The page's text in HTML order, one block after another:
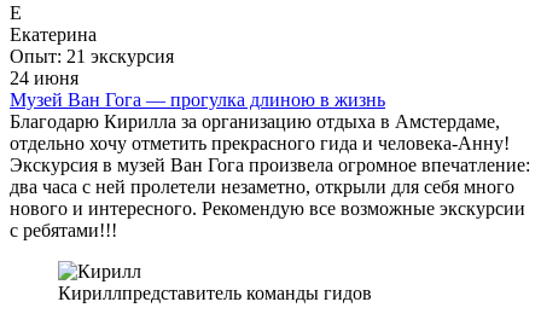
Е
Екатерина
Опыт: 21 экскурсия
24 июня
Музей Ван Гога — прогулка длиною в жизнь
Благодарю Кирилла за организацию отдыха в Амстердаме,
отдельно хочу отметить прекрасного гида и человека-Анну!
Экскурсия в музей Ван Гога произвела огромное впечатление:
два часа с ней пролетели незаметно, открыли для себя много
нового и интересного. Рекомендую все возможные экскурсии
с ребятами!!!
Кириллпредставитель команды гидов